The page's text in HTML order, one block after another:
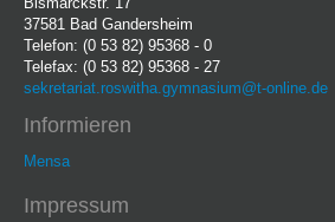
37581 Bad Gandersheim
Telefon: (0 53 82) 95368 - 0
Telefax: (0 53 82) 95368 - 27
sekretariat.roswitha.gymnasium@t-online.de
Informieren
Mensa
Impressum